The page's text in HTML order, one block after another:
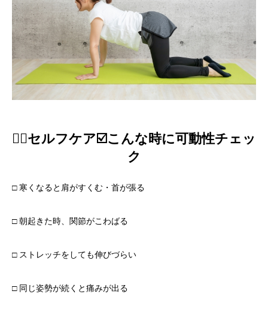
🧍‍♀️セルフケア☑️こんな時に可動性チェッ
ク
□ 寒くなると肩がすくむ・首が張る
□ 朝起きた時、関節がこわばる
□ ストレッチをしても伸びづらい
□ 同じ姿勢が続くと痛みが出る